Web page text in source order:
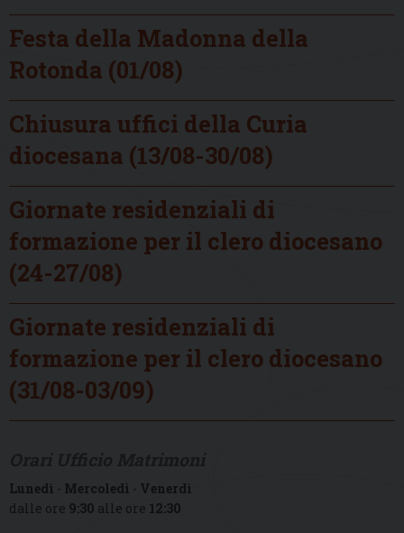
Festa della Madonna della
Rotonda (01/08)
Chiusura uffici della Curia
diocesana (13/08-30/08)
Giornate residenziali di
formazione per il clero diocesano
(24-27/08)
Giornate residenziali di
formazione per il clero diocesano
(31/08-03/09)
Lunedì - Mercoledì - Venerdì
dalle ore 9:30 alle ore 12:30